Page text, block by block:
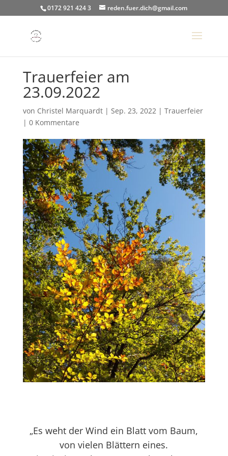
0172 921 424 3 reden.fuer.dich@gmail.com
Trauerfeier am
23.09.2022
von Christel Marquardt| Sep. 23, 2022| Trauerfeier
| 0 Kommentare
„Es weht der Wind ein Blatt vom Baum,
von vielen Blättern eines.